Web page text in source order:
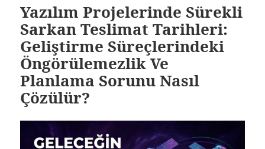
Yazılım Projelerinde Sürekli
Sarkan Teslimat Tarihleri:
Geliştirme Süreçlerindeki
Öngörülemezlik Ve
Planlama Sorunu Nasıl
Çözülür?